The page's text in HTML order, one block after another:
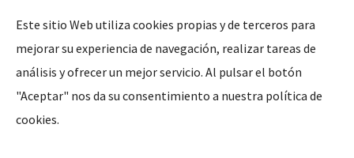
Este sitio Web utiliza cookies propias y de terceros para
mejorar su experiencia de navegación, realizar tareas de
análisis y ofrecer un mejor servicio. Al pulsar el botón
"Aceptar" nos da su consentimiento a nuestra política de
cookies.
Legal
Aviso Legal
Política de Privacidad